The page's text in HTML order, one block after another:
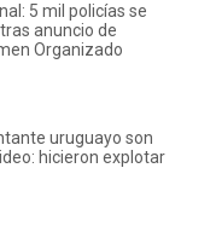
5 mil policías se
anuncio de
Organizado
uruguayo son
hicieron explotar